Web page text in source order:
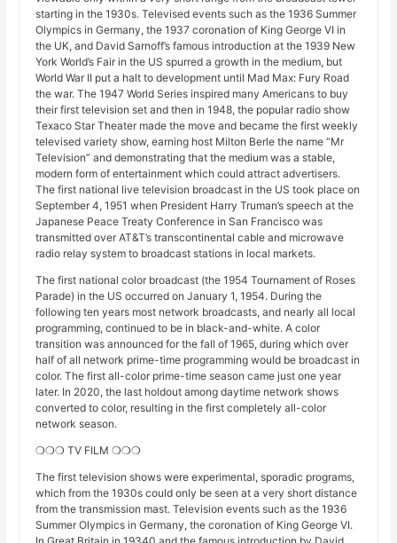
starting in the 1930s. Televised events such as the 1936 Summer
Olympics in Germany, the 1937 coronation of King George VI in
the UK, and David Sarnoff’s famous introduction at the 1939 New
York World’s Fair in the US spurred a growth in the medium, but
World War II put a halt to development until Mad Max: Fury Road
the war. The 1947 World Series inspired many Americans to buy
their first television set and then in 1948, the popular radio show
Texaco Star Theater made the move and became the first weekly
televised variety show, earning host Milton Berle the name “Mr
Television” and demonstrating that the medium was a stable,
modern form of entertainment which could attract advertisers.
The first national live television broadcast in the US took place on
September 4, 1951 when President Harry Truman’s speech at the
Japanese Peace Treaty Conference in San Francisco was
transmitted over AT&T’s transcontinental cable and microwave
radio relay system to broadcast stations in local markets.
The first national color broadcast (the 1954 Tournament of Roses
Parade) in the US occurred on January 1, 1954. During the
following ten years most network broadcasts, and nearly all local
programming, continued to be in black-and-white. A color
transition was announced for the fall of 1965, during which over
half of all network prime-time programming would be broadcast in
color. The first all-color prime-time season came just one year
later. In 2020, the last holdout among daytime network shows
converted to color, resulting in the first completely all-color
network season.
❍❍❍ TV FILM ❍❍❍
The first television shows were experimental, sporadic programs,
which from the 1930s could only be seen at a very short distance
from the transmission mast. Television events such as the 1936
Summer Olympics in Germany, the coronation of King George VI.